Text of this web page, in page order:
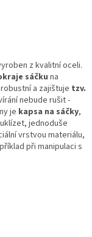
z kvalitní oceli.
sáčku na
a zajištuje tzv.
nebude rušit -
je kapsa na sáčky,
jednoduše
vrstvou materiálu,
při manipulaci s